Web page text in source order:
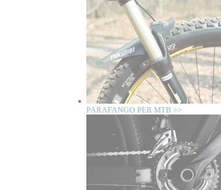
PARAFANGO PER MTB >>